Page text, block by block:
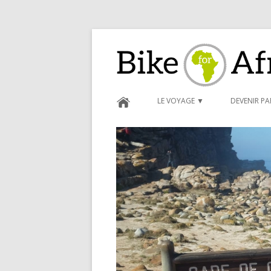
Bike for Africa
LE VOYAGE ▼
BLOG ►
DEVENIR
CARNET